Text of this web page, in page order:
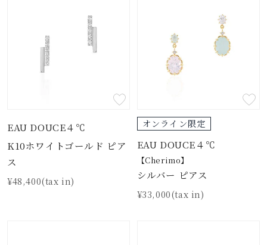
EAU DOUCE４℃
K10ホワイトゴールド ピア
ス
¥48,400(tax in)
オンライン限定
EAU DOUCE４℃
【Cherimo】
シルバー ピアス
¥33,000(tax in)